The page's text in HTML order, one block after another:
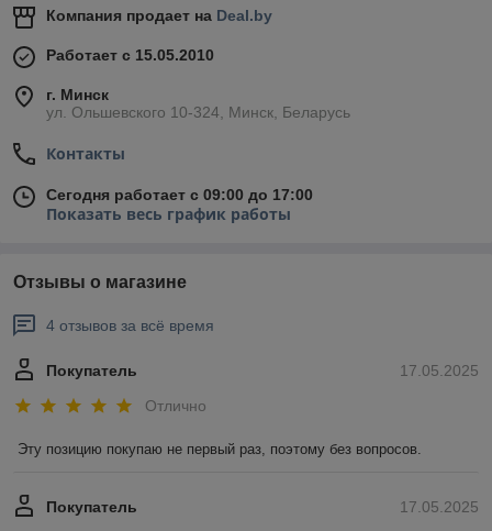
Компания продает на Deal.by
Работает с 15.05.2010
г. Минск
ул. Ольшевского 10-324, Минск, Беларусь
Контакты
Сегодня работает с 09:00 до 17:00
Показать весь график работы
Отзывы о магазине
4 отзывов за всё время
17.05.2025
Покупатель
Отлично
Эту позицию покупаю не первый раз, поэтому без вопросов.
17.05.2025
Покупатель